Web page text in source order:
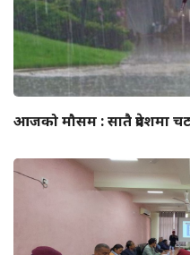
आजको मौसम : सातै प्रदेशमा